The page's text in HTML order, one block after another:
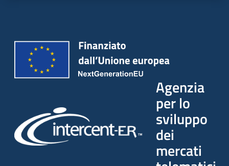
Agenzia
per lo
sviluppo
dei
mercati